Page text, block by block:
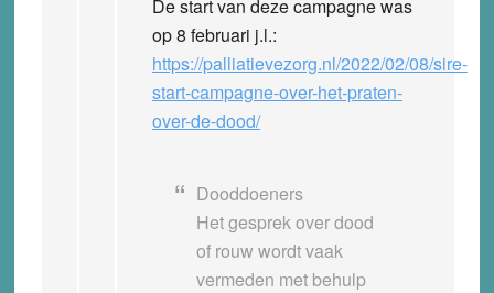
De start van deze campagne was
op 8 februari j.l.:
https://palliatievezorg.nl/2022/02/08/sire-
start-campagne-over-het-praten-
over-de-dood/
Dooddoeners
Het gesprek over dood
of rouw wordt vaak
vermeden met behulp